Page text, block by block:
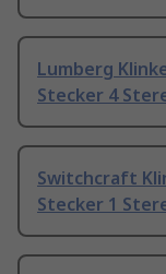
Lumberg
Stecker 4
Switchcraft
Stecker 1